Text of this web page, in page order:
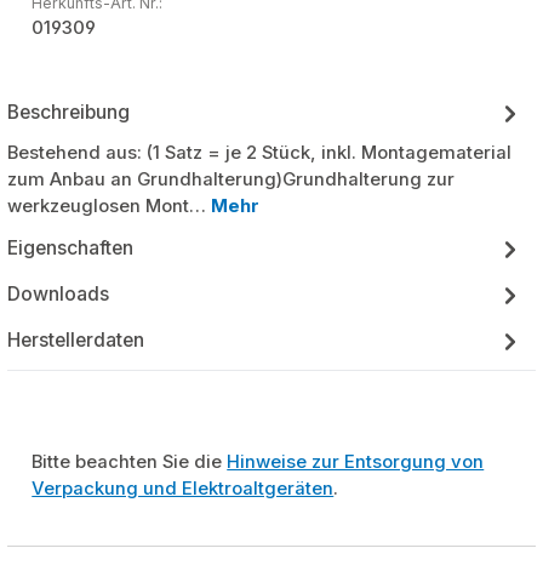
019309
Beschreibung
Bestehend aus: (1 Satz = je 2 Stück, inkl. Montagematerial
zum Anbau an Grundhalterung)Grundhalterung zur
werkzeuglosen Mont… Mehr
Eigenschaften
Downloads
Herstellerdaten
Bitte beachten Sie die Hinweise zur Entsorgung von
Verpackung und Elektroaltgeräten.